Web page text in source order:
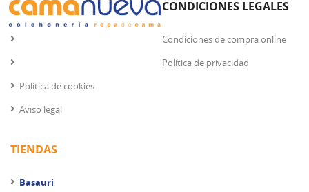
CONDICIONES LEGALES
Condiciones de compra online
Política de privacidad
Política de cookies
Aviso legal
TIENDAS
Basauri